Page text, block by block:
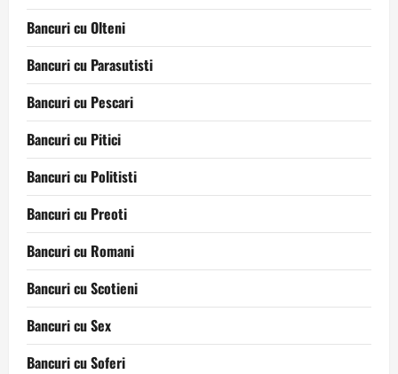
Bancuri cu Olteni
Bancuri cu Parasutisti
Bancuri cu Pescari
Bancuri cu Pitici
Bancuri cu Politisti
Bancuri cu Preoti
Bancuri cu Romani
Bancuri cu Scotieni
Bancuri cu Sex
Bancuri cu Soferi